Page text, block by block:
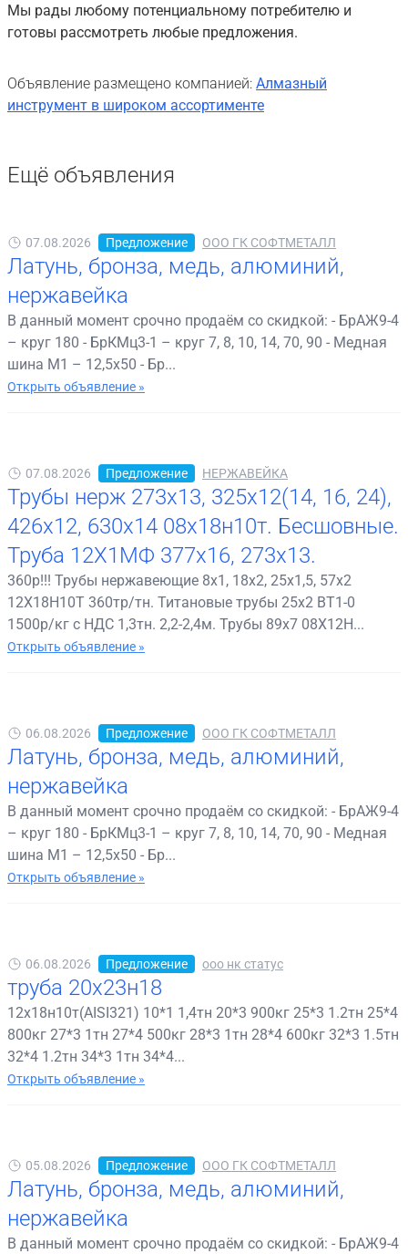
Мы рады любому потенциальному потребителю и
готовы рассмотреть любые предложения.
Объявление размещено компанией: Алмазный
инструмент в широком ассортименте
Ещё объявления
07.08.2026 Предложение ООО ГК СОФТМЕТАЛЛ
Латунь, бронза, медь, алюминий,
нержавейка
В данный момент срочно продаём со скидкой: - БрАЖ9-4
– круг 180 - БрКМц3-1 – круг 7, 8, 10, 14, 70, 90 - Медная
шина М1 – 12,5х50 - Бр...
Открыть объявление »
07.08.2026 Предложение НЕРЖАВЕЙКА
Трубы нерж 273х13, 325х12(14, 16, 24),
426х12, 630х14 08х18н10т. Бесшовные.
Труба 12Х1МФ 377х16, 273х13.
360р!!! Трубы нержавеющие 8х1, 18х2, 25х1,5, 57х2
12Х18Н10Т 360тр/тн. Титановые трубы 25х2 ВТ1-0
1500р/кг с НДС 1,3тн. 2,2-2,4м. Трубы 89х7 08Х12Н...
Открыть объявление »
06.08.2026 Предложение ООО ГК СОФТМЕТАЛЛ
Латунь, бронза, медь, алюминий,
нержавейка
В данный момент срочно продаём со скидкой: - БрАЖ9-4
– круг 180 - БрКМц3-1 – круг 7, 8, 10, 14, 70, 90 - Медная
шина М1 – 12,5х50 - Бр...
Открыть объявление »
06.08.2026 Предложение ооо нк статус
труба 20х23н18
12х18н10т(AISI321) 10*1 1,4тн 20*3 900кг 25*3 1.2тн 25*4
800кг 27*3 1тн 27*4 500кг 28*3 1тн 28*4 600кг 32*3 1.5тн
32*4 1.2тн 34*3 1тн 34*4...
Открыть объявление »
05.08.2026 Предложение ООО ГК СОФТМЕТАЛЛ
Латунь, бронза, медь, алюминий,
нержавейка
В данный момент срочно продаём со скидкой: - БрАЖ9-4